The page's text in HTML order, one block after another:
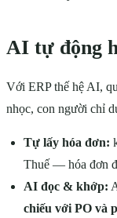
AI tự động
Với ERP thế hệ AI,
nhọc, con người chỉ
Tự lấy hóa đơn:
Thuế — hóa đơn
AI đọc & khớp:
chiếu với PO và